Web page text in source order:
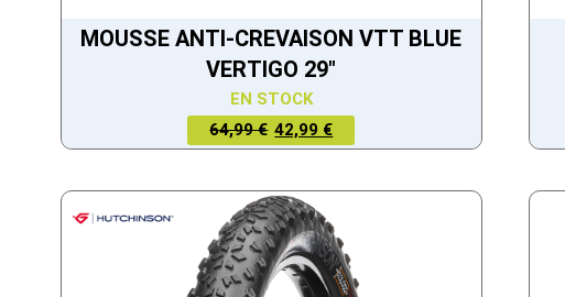
MOUSSE ANTI-CREVAISON VTT BLUE
VERTIGO 29"
EN STOCK
64,99 €
LE PRIX
INITIAL
42,99 €
LE PRIX
ACTUEL